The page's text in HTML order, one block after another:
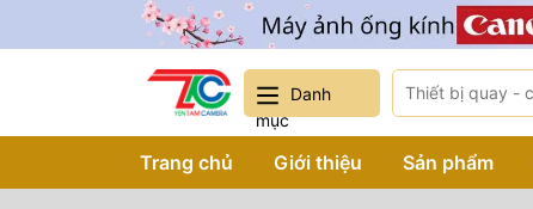
Danh
mục
Trang chủ Giới thiệu Sản phẩm